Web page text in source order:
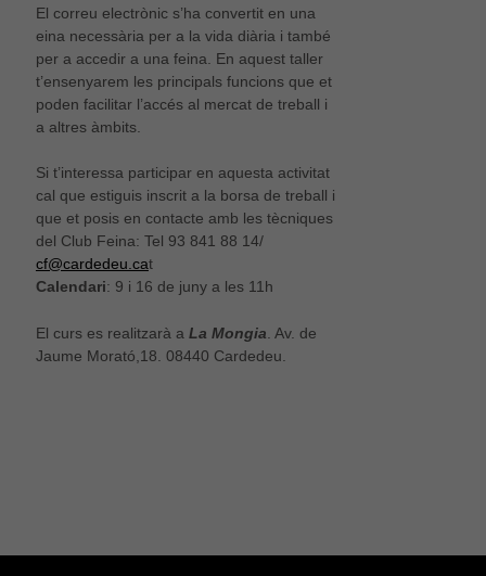
El correu electrònic s’ha convertit en una
eina necessària per a la vida diària i també
per a accedir a una feina. En aquest taller
t’ensenyarem les principals funcions que et
poden facilitar l’accés al mercat de treball i
a altres àmbits.
Si t’interessa participar en aquesta activitat
cal que estiguis inscrit a la borsa de treball i
que et posis en contacte amb les tècniques
del Club Feina: Tel 93 841 88 14/
cf@cardedeu.cat
Calendari: 9 i 16 de juny a les 11h
El curs es realitzarà a La Mongia . Av. de
Jaume Morató,18. 08440 Cardedeu.